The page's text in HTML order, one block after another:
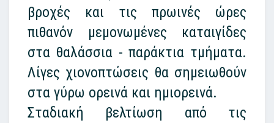
βροχές και τις πρωινές ώρες
πιθανόν μεμονωμένες καταιγίδες
στα θαλάσσια - παράκτια τμήματα.
Λίγες χιονοπτώσεις θα σημειωθούν
στα γύρω ορεινά και ημιορεινά.
Σταδιακή βελτίωση από τις